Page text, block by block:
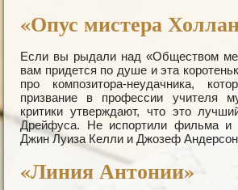
«Опус мистера
Если вы рыдали над «Обществом
вам придется по душе и эта
про композитора-неудачника,
призвание в профессии учителя
критики утверждают, что это
Дрейфуса. Не испортили фильма и
Джин Луиза Келли и Джозеф
«Линия Антонии»